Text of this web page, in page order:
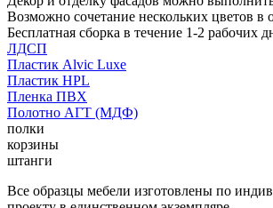
Возможно сочетание нескольких цветов в
Бесплатная сборка в течение 1-2 рабочих
ЛДСП
Пластик Alvic Luxe
Пластик HPL
Пленка ПВХ
Полотно АГТ (МДФ)
полки
корзины
штанги
Все образцы мебели изготовлены по